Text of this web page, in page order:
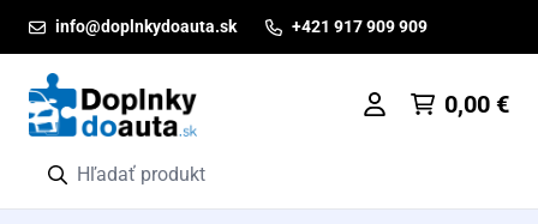
info@doplnkydoauta.sk +421 917 909 909
0,00 €